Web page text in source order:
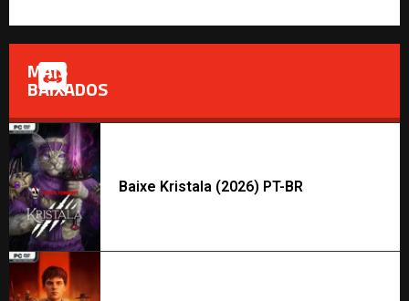
MAIS
BAIXADOS
Baixe Kristala (2026) PT-BR